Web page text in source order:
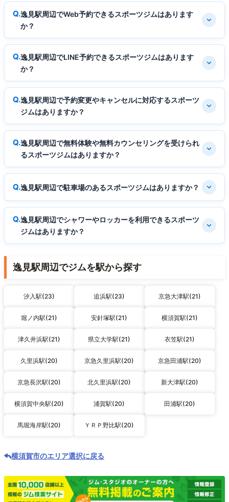
逸見駅周辺でWeb予約できるスポーツジムはあります
か？
逸見駅周辺でLINE予約できるスポーツジムはあります
か？
逸見駅周辺で予約変更やキャンセルに対応するスポーツ
ジムはありますか？
逸見駅周辺で無料体験や無料カウンセリングを受けられ
るスポーツジムはありますか？
逸見駅周辺で駐車場のあるスポーツジムはありますか？
逸見駅周辺でシャワーやロッカーを利用できるスポーツ
ジムはありますか？
逸見駅周辺でジムを駅から探す
汐入駅(23) 追浜駅(23) 京急大津駅(21)
堀ノ内駅(21) 安針塚駅(21) 横須賀駅(21)
津久井浜駅(21) 県立大学駅(21) 衣笠駅(21)
久里浜駅(20) 京急久里浜駅(20) 京急田浦駅(20)
京急長沢駅(20) 北久里浜駅(20) 新大津駅(20)
横須賀中央駅(20) 浦賀駅(20) 田浦駅(20)
馬堀海岸駅(20) ＹＲＰ野比駅(20)
横須賀市のエリア選択に戻る